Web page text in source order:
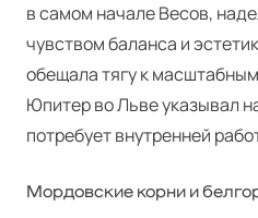
в самом начале Весов,
чувством баланса и
обещала тягу к
Юпитер во Льве указывал
потребует внутренней
Мордовские корни и